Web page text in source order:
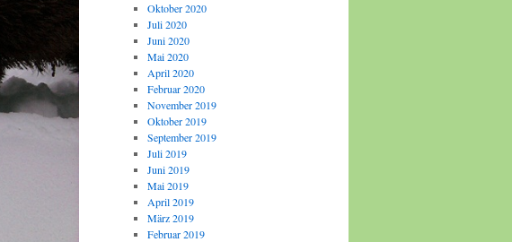
Oktober 2020
Juli 2020
Juni 2020
Mai 2020
April 2020
Februar 2020
November 2019
Oktober 2019
September 2019
Juli 2019
Juni 2019
Mai 2019
April 2019
März 2019
Februar 2019